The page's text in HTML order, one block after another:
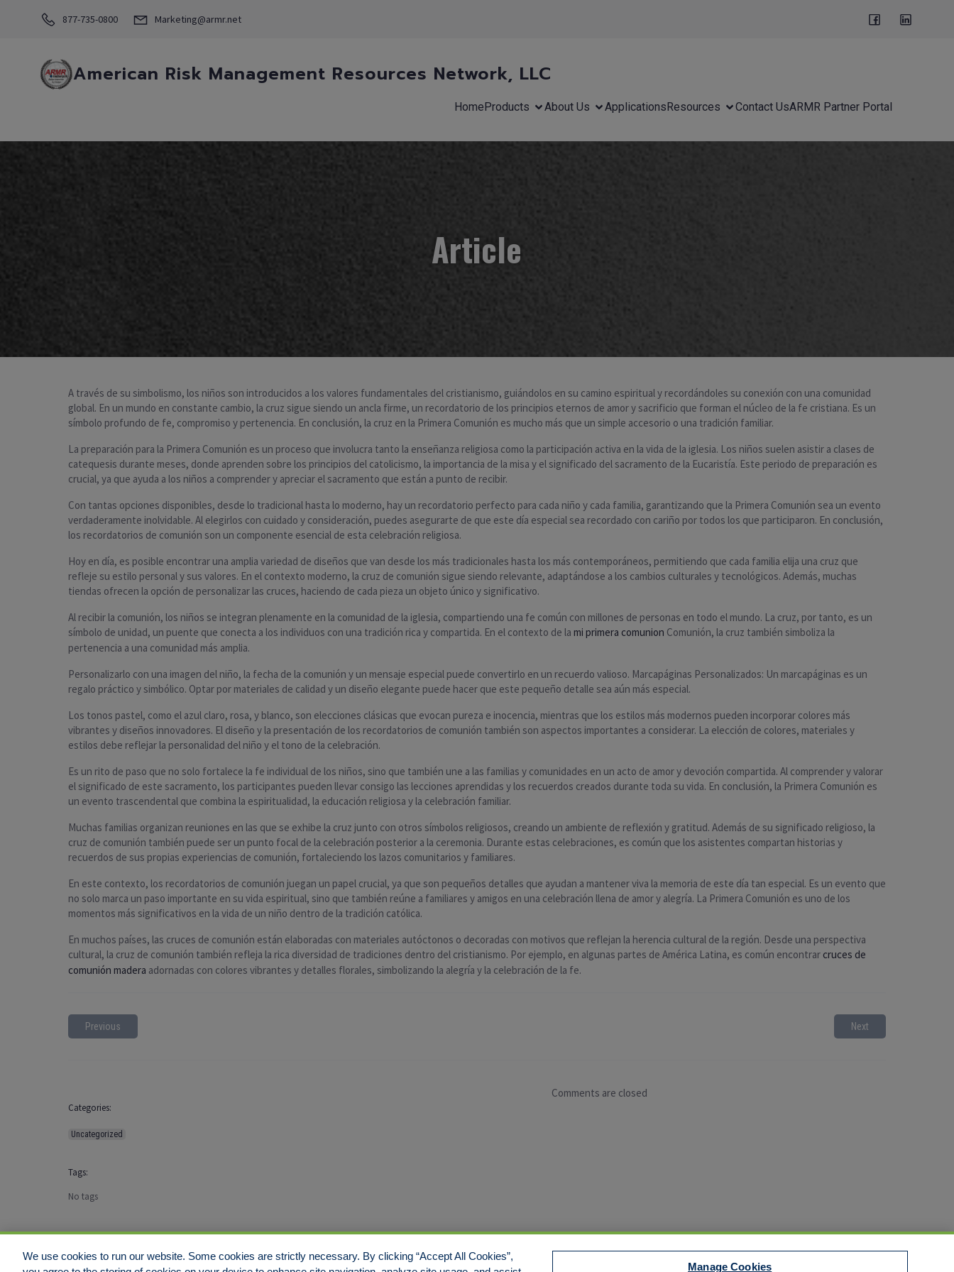
877-735-0800 Marketing@armr.net
American Risk Management Resources Network, LLC
Home Products About Us Applications Resources Contact UsARMR Partner Portal
Article
A través de su simbolismo, los niños son introducidos a los valores fundamentales del cristianismo, guiándolos en su camino espiritual y recordándoles su conexión con una comunidad
global. En un mundo en constante cambio, la cruz sigue siendo un ancla firme, un recordatorio de los principios eternos de amor y sacrificio que forman el núcleo de la fe cristiana. Es un
símbolo profundo de fe, compromiso y pertenencia. En conclusión, la cruz en la Primera Comunión es mucho más que un simple accesorio o una tradición familiar.
La preparación para la Primera Comunión es un proceso que involucra tanto la enseñanza religiosa como la participación activa en la vida de la iglesia. Los niños suelen asistir a clases de
catequesis durante meses, donde aprenden sobre los principios del catolicismo, la importancia de la misa y el significado del sacramento de la Eucaristía. Este periodo de preparación es
crucial, ya que ayuda a los niños a comprender y apreciar el sacramento que están a punto de recibir.
Con tantas opciones disponibles, desde lo tradicional hasta lo moderno, hay un recordatorio perfecto para cada niño y cada familia, garantizando que la Primera Comunión sea un evento
verdaderamente inolvidable. Al elegirlos con cuidado y consideración, puedes asegurarte de que este día especial sea recordado con cariño por todos los que participaron. En conclusión,
los recordatorios de comunión son un componente esencial de esta celebración religiosa.
Hoy en día, es posible encontrar una amplia variedad de diseños que van desde los más tradicionales hasta los más contemporáneos, permitiendo que cada familia elija una cruz que
refleje su estilo personal y sus valores. En el contexto moderno, la cruz de comunión sigue siendo relevante, adaptándose a los cambios culturales y tecnológicos. Además, muchas
tiendas ofrecen la opción de personalizar las cruces, haciendo de cada pieza un objeto único y significativo.
Al recibir la comunión, los niños se integran plenamente en la comunidad de la iglesia, compartiendo una fe común con millones de personas en todo el mundo. La cruz, por tanto, es un
símbolo de unidad, un puente que conecta a los individuos con una tradición rica y compartida. En el contexto de la mi primera comunion Comunión, la cruz también simboliza la
pertenencia a una comunidad más amplia.
Personalizarlo con una imagen del niño, la fecha de la comunión y un mensaje especial puede convertirlo en un recuerdo valioso. Marcapáginas Personalizados: Un marcapáginas es un
regalo práctico y simbólico. Optar por materiales de calidad y un diseño elegante puede hacer que este pequeño detalle sea aún más especial.
Los tonos pastel, como el azul claro, rosa, y blanco, son elecciones clásicas que evocan pureza e inocencia, mientras que los estilos más modernos pueden incorporar colores más
vibrantes y diseños innovadores. El diseño y la presentación de los recordatorios de comunión también son aspectos importantes a considerar. La elección de colores, materiales y
estilos debe reflejar la personalidad del niño y el tono de la celebración.
Es un rito de paso que no solo fortalece la fe individual de los niños, sino que también une a las familias y comunidades en un acto de amor y devoción compartida. Al comprender y valorar
el significado de este sacramento, los participantes pueden llevar consigo las lecciones aprendidas y los recuerdos creados durante toda su vida. En conclusión, la Primera Comunión es
un evento trascendental que combina la espiritualidad, la educación religiosa y la celebración familiar.
Muchas familias organizan reuniones en las que se exhibe la cruz junto con otros símbolos religiosos, creando un ambiente de reflexión y gratitud. Además de su significado religioso, la
cruz de comunión también puede ser un punto focal de la celebración posterior a la ceremonia. Durante estas celebraciones, es común que los asistentes compartan historias y
recuerdos de sus propias experiencias de comunión, fortaleciendo los lazos comunitarios y familiares.
En este contexto, los recordatorios de comunión juegan un papel crucial, ya que son pequeños detalles que ayudan a mantener viva la memoria de este día tan especial. Es un evento que
no solo marca un paso importante en su vida espiritual, sino que también reúne a familiares y amigos en una celebración llena de amor y alegría. La Primera Comunión es uno de los
momentos más significativos en la vida de un niño dentro de la tradición católica.
En muchos países, las cruces de comunión están elaboradas con materiales autóctonos o decoradas con motivos que reflejan la herencia cultural de la región. Desde una perspectiva
cultural, la cruz de comunión también refleja la rica diversidad de tradiciones dentro del cristianismo. Por ejemplo, en algunas partes de América Latina, es común encontrar cruces de
comunión madera adornadas con colores vibrantes y detalles florales, simbolizando la alegría y la celebración de la fe.
Previous Next
Categories:
Uncategorized
Tags:
No tags
Comments are closed
We use cookies to run our website. Some cookies are strictly necessary. By clicking “Accept All Cookies”,
Manage Cookies